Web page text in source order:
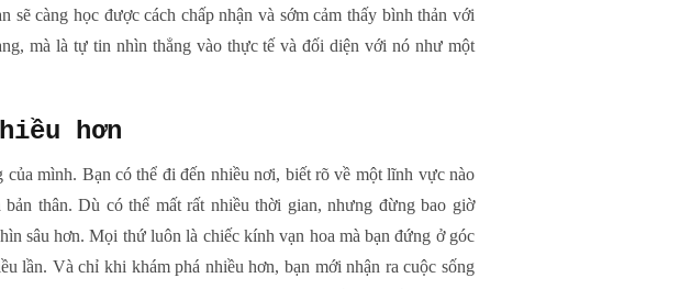
càng học được cách chấp nhận và sớm cảm thấy bình thản với
mà là tự tin nhìn thẳng vào thực tế và đối diện với nó như một
hơn
mình. Bạn có thể đi đến nhiều nơi, biết rõ về một lĩnh vực nào
thân. Dù có thể mất rất nhiều thời gian, nhưng đừng bao giờ
sâu hơn. Mọi thứ luôn là chiếc kính vạn hoa mà bạn đứng ở góc
lần. Và chỉ khi khám phá nhiều hơn, bạn mới nhận ra cuộc sống